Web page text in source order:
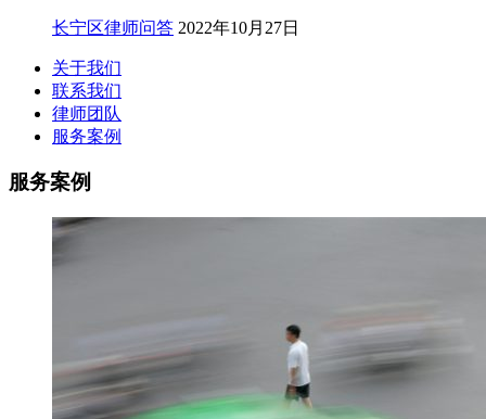
长宁区律师问答 2022年10月27日
关于我们
联系我们
律师团队
服务案例
服务案例